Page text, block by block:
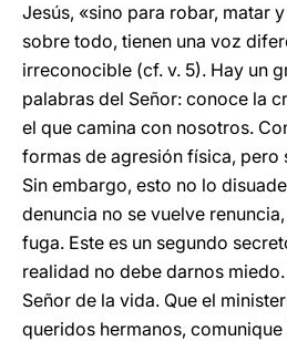
Jesús, «sino para robar, matar
sobre todo, tienen una voz
irreconocible (cf. v. 5). Hay un
palabras del Señor: conoce la
el que camina con nosotros.
formas de agresión física, pero
Sin embargo, esto no lo
denuncia no se vuelve
fuga. Este es un segundo
realidad no debe darnos
Señor de la vida. Que el
queridos hermanos,